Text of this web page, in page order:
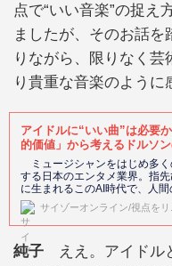
点で“いい音楽”の捉え
ましたが、そのお話
りながら、限りなく
り貴重な音楽のように
アイドルに“いい曲”は必要
的価値」から考えるドルソ
ミュージシャンをはじめ多く
する日本のエンタメ業界。指
に生まれるこのAI時代で、人
サイゾーオンライン/視点を
純子 ええ。アイドル